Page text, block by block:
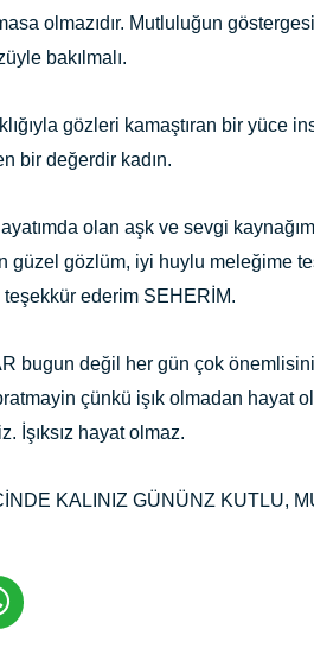
olmazıdır. Mutluluğun
bakılmalı.
gözleri kamaştıran bir yüce
bir değerdir kadın.
olan aşk ve sevgi
güzel gözlüm, iyi huylu meleğime
ederim SEHERİM.
bugun değil her gün çok
çünkü işık olmadan hayat
İşıksız hayat olmaz.
KALINIZ GÜNÜNZ KUTLU,